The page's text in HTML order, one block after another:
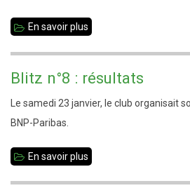
En savoir plus
n°3
-
2015-
2016
Blitz n°8 : résultats
Le samedi 23 janvier, le club organisait
BNP-Paribas.
En savoir plus